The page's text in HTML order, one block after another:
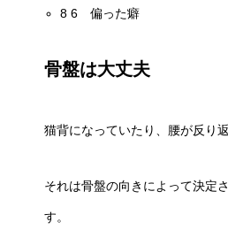
8 6 偏った癖
骨盤は大丈夫
猫背になっていたり、腰が反り
それは骨盤の向きによって決定
す。